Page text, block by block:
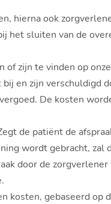
hierna ook
het sluiten van de
of zijn te vinden op
en zijn verschuldigd
De kosten
de patiënt de
wordt gebracht, zal
door de
kosten, gebaseerd op